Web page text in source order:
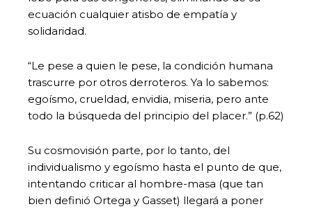
ecuación cualquier atisbo de empatía y
solidaridad.
“Le pese a quien le pese, la condición humana
trascurre por otros derroteros. Ya lo sabemos:
egoísmo, crueldad, envidia, miseria, pero ante
todo la búsqueda del principio del placer.” (p.62)
Su cosmovisión parte, por lo tanto, del
individualismo y egoísmo hasta el punto de que,
intentando criticar al hombre-masa (que tan
bien definió Ortega y Gasset) llegará a poner